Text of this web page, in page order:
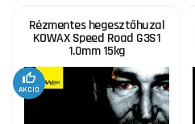
Rézmentes hegesztőhuzal
KOWAX Speed Road G3S1
1.0mm 15kg
AKCIÓ